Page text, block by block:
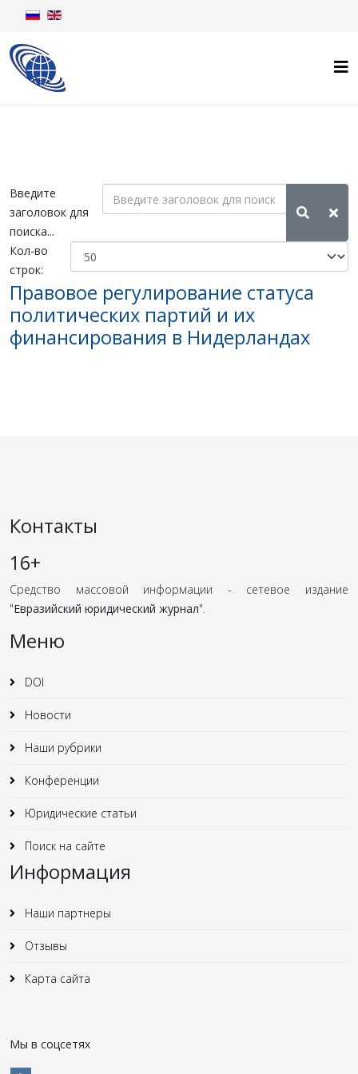
Введите
заголовок для
поиска...
Кол-во
строк:
Правовое регулирование статуса
политических партий и их
финансирования в Нидерландах
Контакты
16+
Средство массовой информации - сетевое издание
"Евразийский юридический журнал".
Меню
DOI
Новости
Наши рубрики
Конференции
Юридические статьи
Поиск на сайте
Информация
Наши партнеры
Отзывы
Карта сайта
Мы в соцсетях